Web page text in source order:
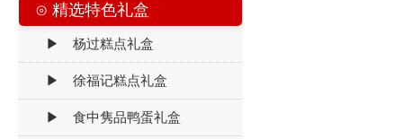
⊙ 精选特色礼盒
▶ 杨过糕点礼盒
▶ 徐福记糕点礼盒
▶ 食中隽品鸭蛋礼盒